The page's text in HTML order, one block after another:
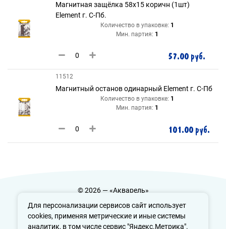
Для персонализации сервисов сайт использует
cookies, применяя метрические и иные системы
аналитик, в том числе сервис "Яндекс.Метрика".
Магнитная защёлка 58х15 коричн (1шт)
Element г. С-Пб.
Количество в упаковке: 1
Мин. партия: 1
57.00 руб.
11512
Магнитный останов одинарный Element г. С-Пб
Количество в упаковке: 1
Мин. партия: 1
101.00 руб.
© 2026 — «Акварель»
Политика конфиденциальности